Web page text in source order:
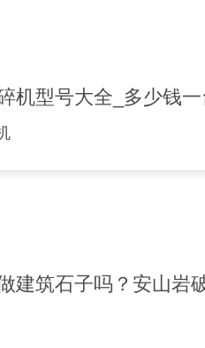
机型号大全_多少钱一
建筑石子吗？安山岩